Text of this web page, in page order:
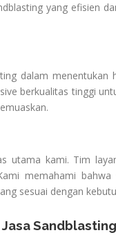
yang efisien
dalam
berkualitas tinggi
utama kami. Tim
memahami
sesuai dengan
Sandblasting